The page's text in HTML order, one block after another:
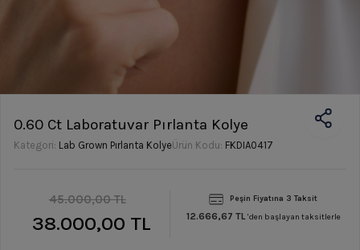
0.60 Ct Laboratuvar Pırlanta Kolye
Kategori: Lab Grown Pırlanta KolyeÜrün Kodu: FKDIA0417
45.000,00 TL
38.000,00 TL
Peşin Fiyatına 3 Taksit
12.666,67 TL'den başlayan taksitlerle